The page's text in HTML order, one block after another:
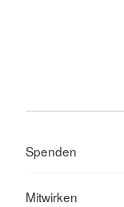
Spenden
Mitwirken